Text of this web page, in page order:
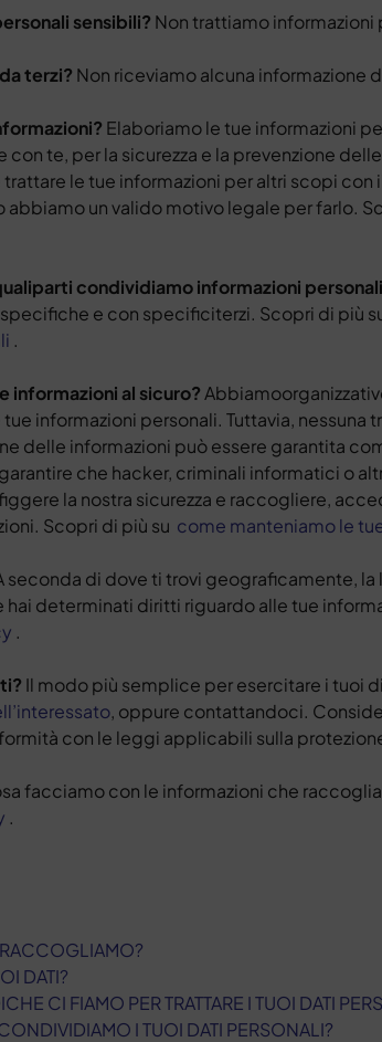
sensibili? Non trattiamo informazioni
terzi? Non riceviamo alcuna informazione
Elaboriamo le tue informazioni
con te, per la sicurezza e la prevenzione
le tue informazioni per altri scopi con
abbiamo un valido motivo legale per farlo.
condividiamo informazioni
e con specificiterzi. Scopri di più
.
informazioni al sicuro?
informazioni personali. Tuttavia, nessuna
delle informazioni può essere garantita
che hacker, criminali informatici o
la nostra sicurezza e raccogliere,
Scopri di più su come manteniamo le
seconda di dove ti trovi geograficamente,
determinati diritti riguardo alle tue
.
Il modo più semplice per esercitare i tuoi
, oppure contattandoci.
con le leggi applicabili sulla
facciamo con le informazioni che
.
DATI?
CI FIAMO PER TRATTARE I TUOI DATI
I TUOI DATI PERSONALI?